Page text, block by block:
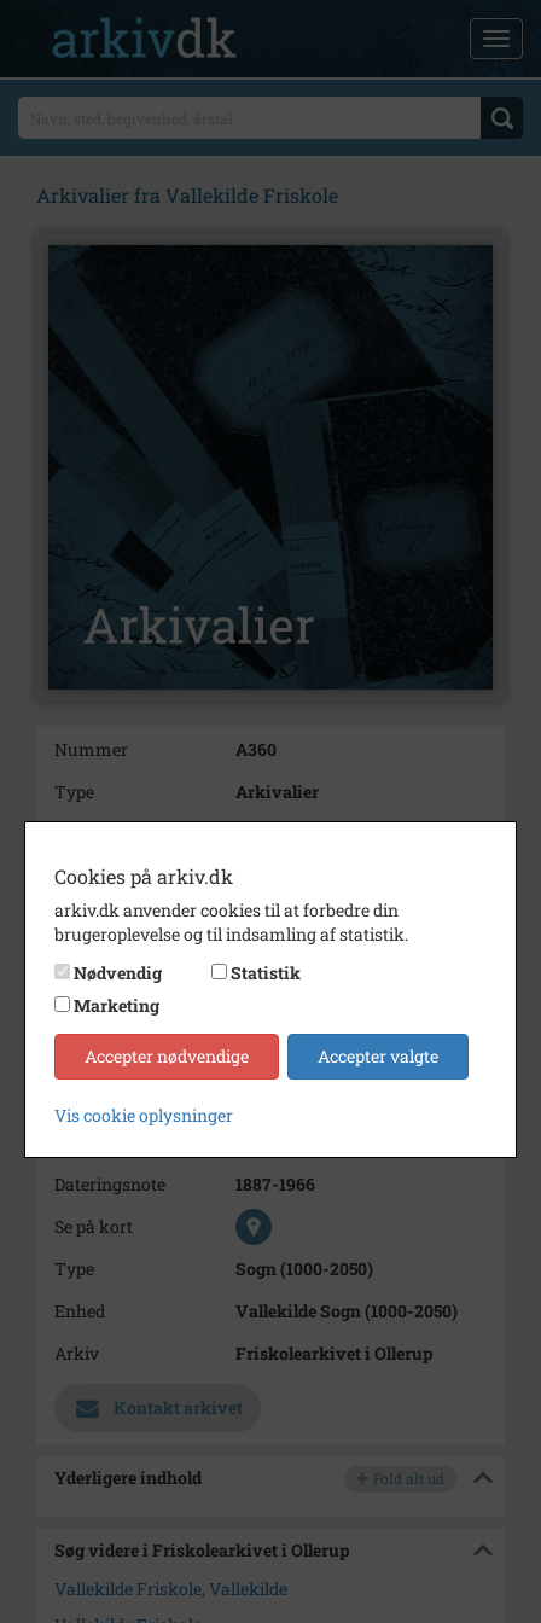
Arkivalier fra Vallekilde Friskole
Nummer
A360
Type
Arkivalier
Beskrivelse
Vallekilde
Bygningerne solgt 1971
Født/stiftet
Død/nedlagt
1966
Dateringsnote
1887-1966
Se på kort
Type
Sogn (1000-2050)
Enhed
Vallekilde Sogn (1000-2050)
Arkiv
Friskolearkivet i Ollerup
Kontakt arkivet
Yderligere indhold Fold alt ud
Søg videre i Friskolearkivet i Ollerup
Vallekilde Friskole, Vallekilde
Cookies på arkiv.dk
arkiv.dk anvender cookies til at forbedre din
brugeroplevelse og til indsamling af statistik.
Nødvendig
Statistik
Marketing
Accepter nødvendige Accepter valgte
Vis cookie oplysninger